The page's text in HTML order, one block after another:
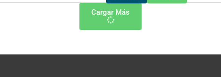
Cargar Más